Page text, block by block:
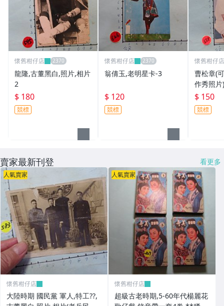
懷舊柑仔店
龍隆,古董黑白,照片,相片
2
$ 180
競標
懷舊柑仔店
翁倩玉,老明星卡-3
$ 120
競標
懷舊柑仔店
曹松章(
作秀照
$ 150
競標
賣家最新刊登 看更多
人氣賣家
懷舊柑仔店
大陸時期 國民黨 軍人,特工??,
人氣賣家
懷舊柑仔店
超級古老時期,5-60年代楊麗花